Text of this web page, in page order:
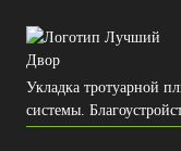
Укладка тротуарной
системы.